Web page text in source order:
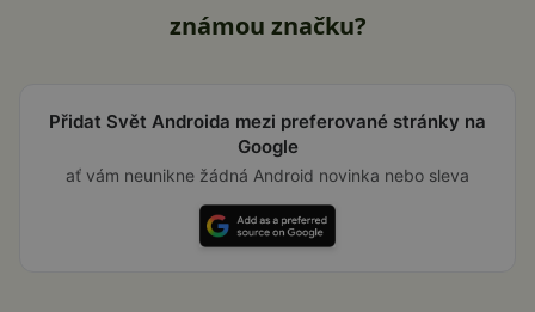
známou značku?
Přidat Svět Androida mezi preferované stránky na
Google
ať vám neunikne žádná Android novinka nebo sleva